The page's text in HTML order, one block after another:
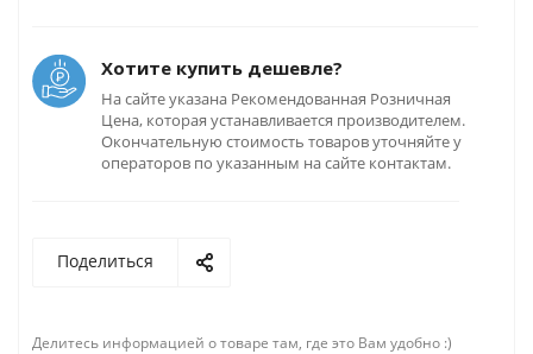
Хотите купить дешевле?
На сайте указана Рекомендованная Розничная
Цена, которая устанавливается производителем.
Окончательную стоимость товаров уточняйте у
операторов по указанным на сайте контактам.
Поделиться
Делитесь информацией о товаре там, где это Вам удобно :)